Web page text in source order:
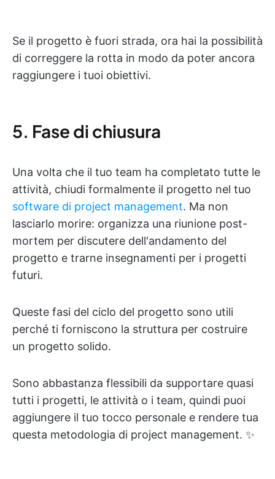
Se il progetto è fuori strada, ora hai la possibilità
di correggere la rotta in modo da poter ancora
raggiungere i tuoi obiettivi.
5. Fase di chiusura
Una volta che il tuo team ha completato tutte le
attività, chiudi formalmente il progetto nel tuo
software di project management. Ma non
lasciarlo morire: organizza una riunione post-
mortem per discutere dell'andamento del
progetto e trarne insegnamenti per i progetti
futuri.
Queste fasi del ciclo del progetto sono utili
perché ti forniscono la struttura per costruire
un progetto solido.
Sono abbastanza flessibili da supportare quasi
tutti i progetti, le attività o i team, quindi puoi
aggiungere il tuo tocco personale e rendere tua
questa metodologia di project management. ✨